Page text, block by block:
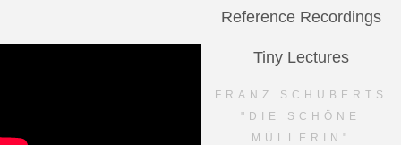
Reference Recordings
Tiny Lectures
FRANZ SCHUBERTS
"DIE SCHÖNE
MÜLLERIN"